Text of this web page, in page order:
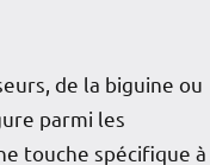
de la biguine ou
parmi les
touche spécifique à